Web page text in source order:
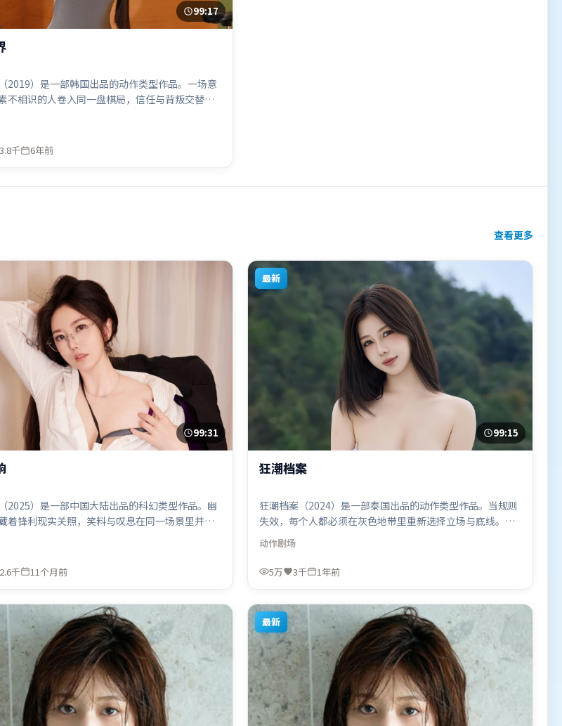
99:17
2019）是一部韩国出品的动作类型作品。一场意
不相识的人卷入同一盘棋局，信任与背叛交替上
格统一而富有实验感，配乐与画面情绪贴合。由
，段奕宏、黄政民、廖凡，咏梅、张译、全智贤
。影片于2019年12月17日（韩国）在部分地区首
3.8千 6年前
查看更多
99:31
2025）是一部中国大陆出品的科幻类型作品。幽
着锋利现实关照，笑料与叹息在同一场景里并
索多线并进，最终在关键节点收束。由杜琪峰执
、迪皮卡·帕度柯妮、胡歌，秦海璐、奥卡菲娜
。影片于2025年9月24日（中国大陆）在部分地
2.6千 11个月前
最新
99:15
狂潮档案
狂潮档案（2024）是一部泰国出品的动作类型作品。当规则
失效，每个人都必须在灰色地带里重新选择立场与底线。类
型元素被重新组合，既致敬经典也尝试突破套路。由朴赞郁
执导，吴京、艾米莉·布朗特、黄渤，基里安·墨菲、刘亦
菲等联袂出演。影片于2024年10月26日（泰国）在部分地区
动作剧场
5万 3千 1年前
最新